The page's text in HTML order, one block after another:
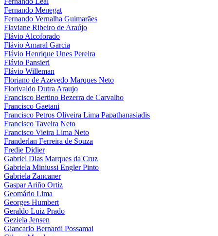
Fernando Menegat
Fernando Vernalha Guimarães
Flaviane Ribeiro de Araújo
Flávio Alcoforado
Flávio Amaral Garcia
Flávio Henrique Unes Pereira
Flávio Pansieri
Flávio Willeman
Floriano de Azevedo Marques Neto
Florivaldo Dutra Araujo
Francisco Bertino Bezerra de Carvalho
Francisco Gaetani
Francisco Petros Oliveira Lima Papathanasiadis
Francisco Taveira Neto
Francisco Vieira Lima Neto
Franderlan Ferreira de Souza
Fredie Didier
Gabriel Dias Marques da Cruz
Gabriela Miniussi Engler Pinto
Gabriela Zancaner
Gaspar Ariño Ortiz
Geomário Lima
Georges Humbert
Geraldo Luiz Prado
Geziela Jensen
Giancarlo Bernardi Possamai